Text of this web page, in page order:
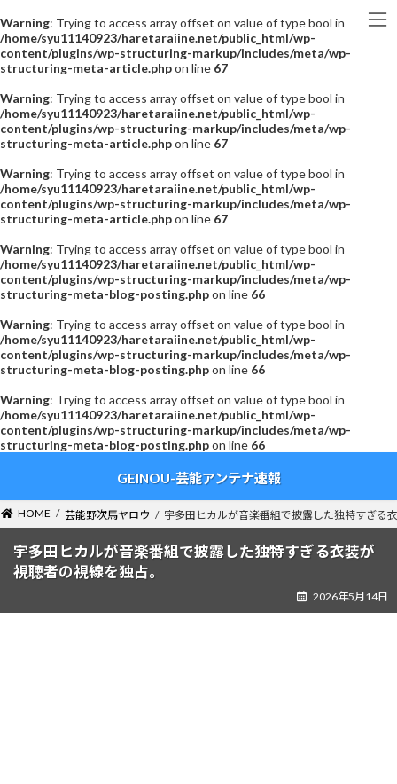
Warning: Trying to access array offset on value of type bool in
/home/syu11140923/haretaraiine.net/public_html/wp-
content/plugins/wp-structuring-markup/includes/meta/wp-
structuring-meta-article.phpon line 67
Warning: Trying to access array offset on value of type bool in
/home/syu11140923/haretaraiine.net/public_html/wp-
content/plugins/wp-structuring-markup/includes/meta/wp-
structuring-meta-article.phpon line 67
Warning: Trying to access array offset on value of type bool in
/home/syu11140923/haretaraiine.net/public_html/wp-
content/plugins/wp-structuring-markup/includes/meta/wp-
structuring-meta-article.phpon line 67
Warning: Trying to access array offset on value of type bool in
/home/syu11140923/haretaraiine.net/public_html/wp-
content/plugins/wp-structuring-markup/includes/meta/wp-
structuring-meta-blog-posting.phpon line 66
Warning: Trying to access array offset on value of type bool in
/home/syu11140923/haretaraiine.net/public_html/wp-
content/plugins/wp-structuring-markup/includes/meta/wp-
structuring-meta-blog-posting.phpon line 66
Warning: Trying to access array offset on value of type bool in
/home/syu11140923/haretaraiine.net/public_html/wp-
content/plugins/wp-structuring-markup/includes/meta/wp-
structuring-meta-blog-posting.phpon line 66
ン
ツ
ー
シ
GEINOU-芸能アンテナ速報
HOME 芸能野次馬ヤロウ 宇多田ヒカルが音楽番組で披露した独特すぎる
宇多田ヒカルが音楽番組で披露した独特すぎる衣装が
視聴者の視線を独占。
2026年5月14日